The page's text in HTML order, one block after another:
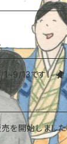
13です！
を開始しました